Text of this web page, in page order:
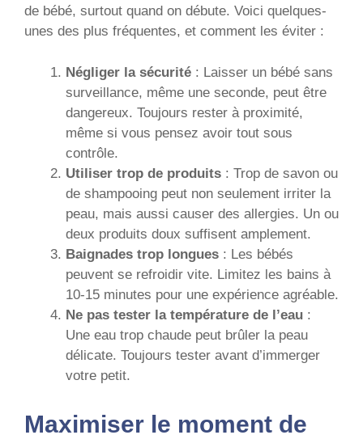
de bébé, surtout quand on débute. Voici quelques-
unes des plus fréquentes, et comment les éviter :
Négliger la sécurité : Laisser un bébé sans
surveillance, même une seconde, peut être
dangereux. Toujours rester à proximité,
même si vous pensez avoir tout sous
contrôle.
Utiliser trop de produits : Trop de savon ou
de shampooing peut non seulement irriter la
peau, mais aussi causer des allergies. Un ou
deux produits doux suffisent amplement.
Baignades trop longues : Les bébés
peuvent se refroidir vite. Limitez les bains à
10-15 minutes pour une expérience agréable.
Ne pas tester la température de l’eau :
Une eau trop chaude peut brûler la peau
délicate. Toujours tester avant d’immerger
votre petit.
Maximiser le moment de